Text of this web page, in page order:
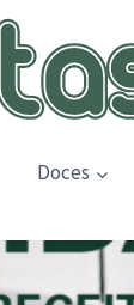
Doces